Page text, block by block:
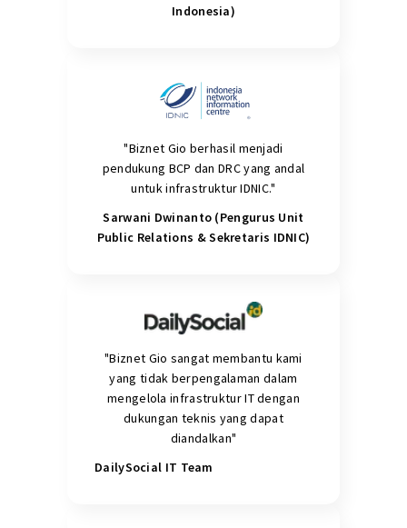
Indonesia)
"Biznet Gio berhasil menjadi
pendukung BCP dan DRC yang andal
untuk infrastruktur IDNIC."
Sarwani Dwinanto (Pengurus Unit
Public Relations & Sekretaris IDNIC)
"Biznet Gio sangat membantu kami
yang tidak berpengalaman dalam
mengelola infrastruktur IT dengan
dukungan teknis yang dapat
diandalkan"
DailySocial IT Team